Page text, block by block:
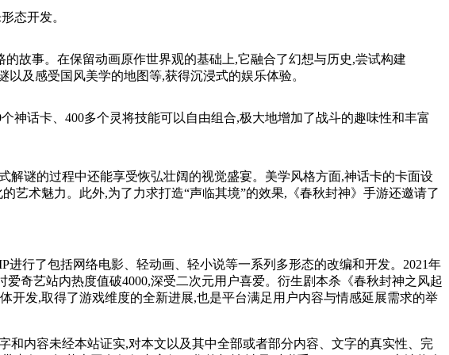
态开发。
故事。在保留动画原作世界观的基础上,它融合了幻想与历史,尝试构建
及感受国风美学的地图等,获得沉浸式的娱乐体验。
神话卡、400多个灵将技能可以自由组合,极大地增加了战斗的趣味性和丰富
谜的过程中还能享受恢弘壮阔的视觉盛宴。美学风格方面,神话卡的卡面设
艺术魅力。此外,为了力求打造“声临其境”的效果,《春秋封神》手游还邀请了
行了包括网络电影、轻动画、轻小说等一系列多形态的改编和开发。2021年
奇艺站内热度值破4000,深受二次元用户喜爱。衍生剧本杀《春秋封神之风起
开发,取得了游戏维度的全新进展,也是平台满足用户内容与情感延展需求的举
内容未经本站证实,对本文以及其中全部或者部分内容、文字的真实性、完